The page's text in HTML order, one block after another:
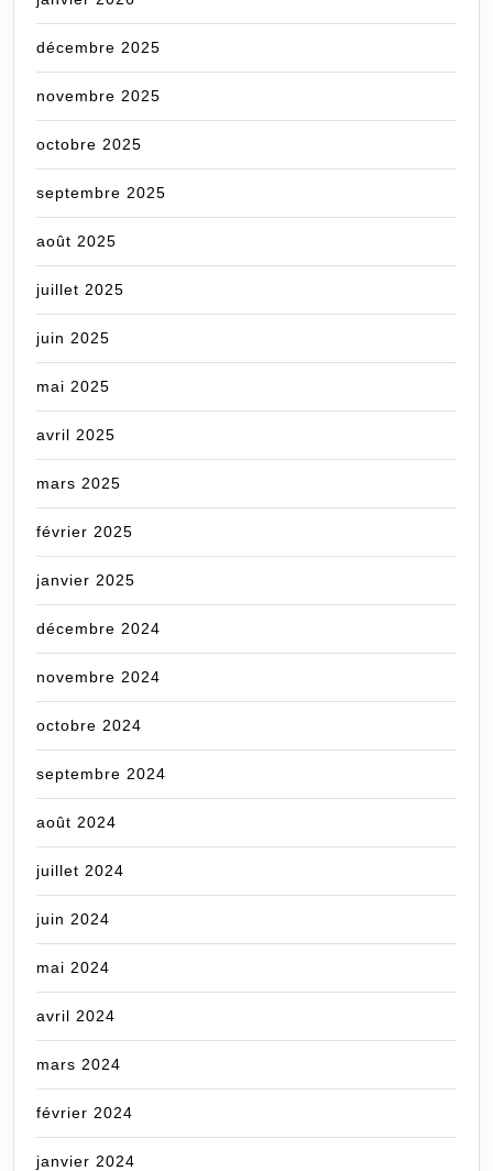
décembre 2025
novembre 2025
octobre 2025
septembre 2025
août 2025
juillet 2025
juin 2025
mai 2025
avril 2025
mars 2025
février 2025
janvier 2025
décembre 2024
novembre 2024
octobre 2024
septembre 2024
août 2024
juillet 2024
juin 2024
mai 2024
avril 2024
mars 2024
février 2024
janvier 2024